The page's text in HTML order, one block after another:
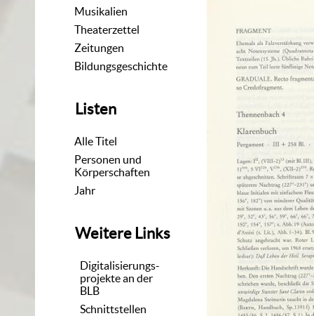
Musikalien
Theaterzettel
Zeitungen
Bildungsgeschichte
Listen
Alle Titel
Personen und
Körperschaften
Jahr
Weitere Links
Digitalisierungs-
projekte an der
BLB
Schnittstellen